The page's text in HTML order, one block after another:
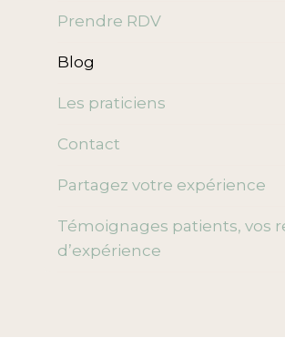
Prendre RDV
Blog
Les praticiens
Contact
Partagez votre expérience
Témoignages patients, vos
d’expérience